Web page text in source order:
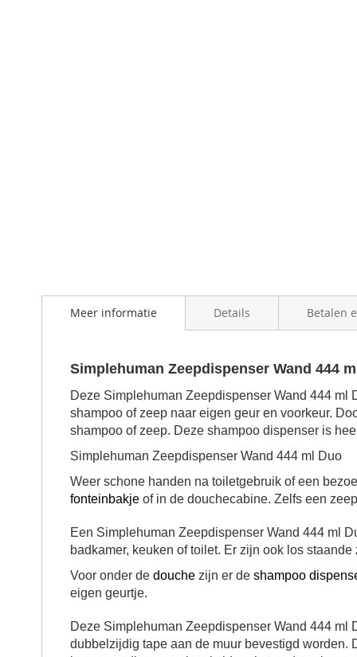
Meer informatie
Simplehuman Zeepdispenser Wand 444
Deze Simplehuman Zeepdispenser Wand 444 ml
shampoo of zeep naar eigen geur en voorkeur.
shampoo of zeep. Deze shampoo dispenser is
Simplehuman Zeepdispenser Wand 444 ml Duo
Weer schone handen na toiletgebruik of een
fonteinbakje of in de douchecabine. Zelfs een
Een Simplehuman Zeepdispenser Wand 444 ml
badkamer, keuken of toilet. Er zijn ook los staande
Voor onder de douche zijn er de shampoo
eigen geurtje.
Deze Simplehuman Zeepdispenser Wand 444 ml
dubbelzijdig tape aan de muur bevestigd worden.
Details Betalen